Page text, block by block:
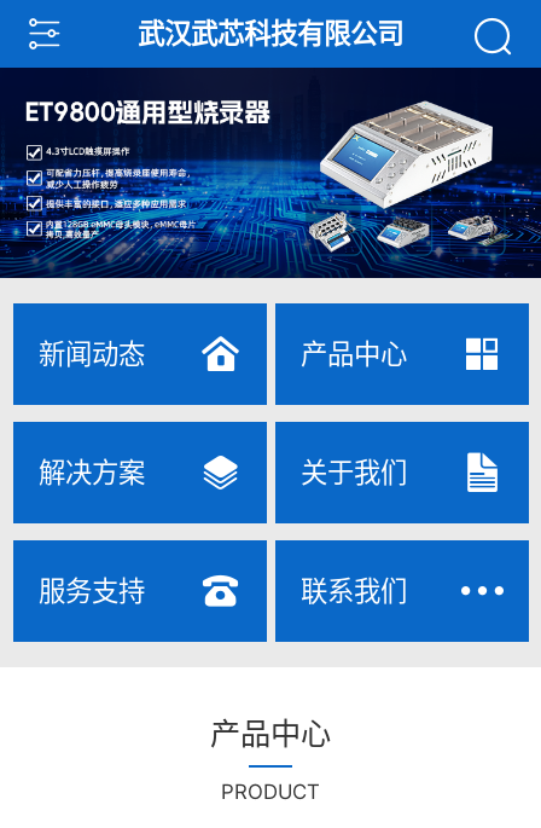
武汉武芯科技有限公司
新闻动态 产品中心
解决方案 关于我们
服务支持 联系我们
产品中心
PRODUCT